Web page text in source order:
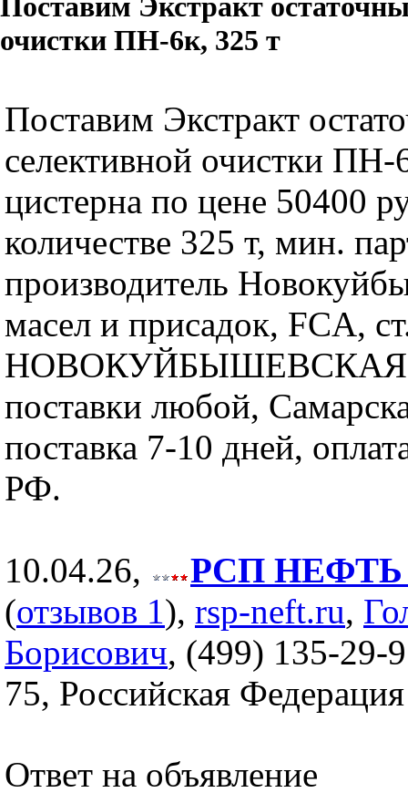
Поставим Экстракт
очистки ПН-6к, 325 т
Поставим Экстракт
селективной очистки
цистерна по цене 50400
количестве 325 т, мин.
производитель
масел и присадок, FCA,
НОВОКУЙБЫШЕВСКАЯ,
поставки любой,
поставка 7-10 дней,
РФ.
10.04.26,
РСП НЕФТЬ
(отзывов 1), rsp-neft.ru,
Борисович, (499) 135-29-
75, Российская Федерация
Ответ на объявление